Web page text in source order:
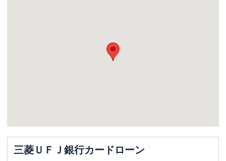
三菱ＵＦＪ銀行カードローン